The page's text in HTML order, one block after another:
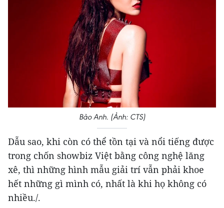
Bảo Anh. (Ảnh: CTS)
Dẫu sao, khi còn có thể tồn tại và nổi tiếng được
trong chốn showbiz Việt bằng công nghệ lăng
xê, thì những hình mẫu giải trí vẫn phải khoe
hết những gì mình có, nhất là khi họ không có
nhiều./.